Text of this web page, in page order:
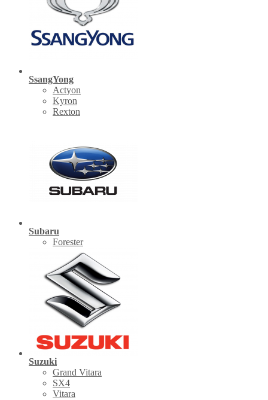
SsangYong
Actyon
Kyron
Rexton
Subaru
Forester
Suzuki
Grand Vitara
SX4
Vitara